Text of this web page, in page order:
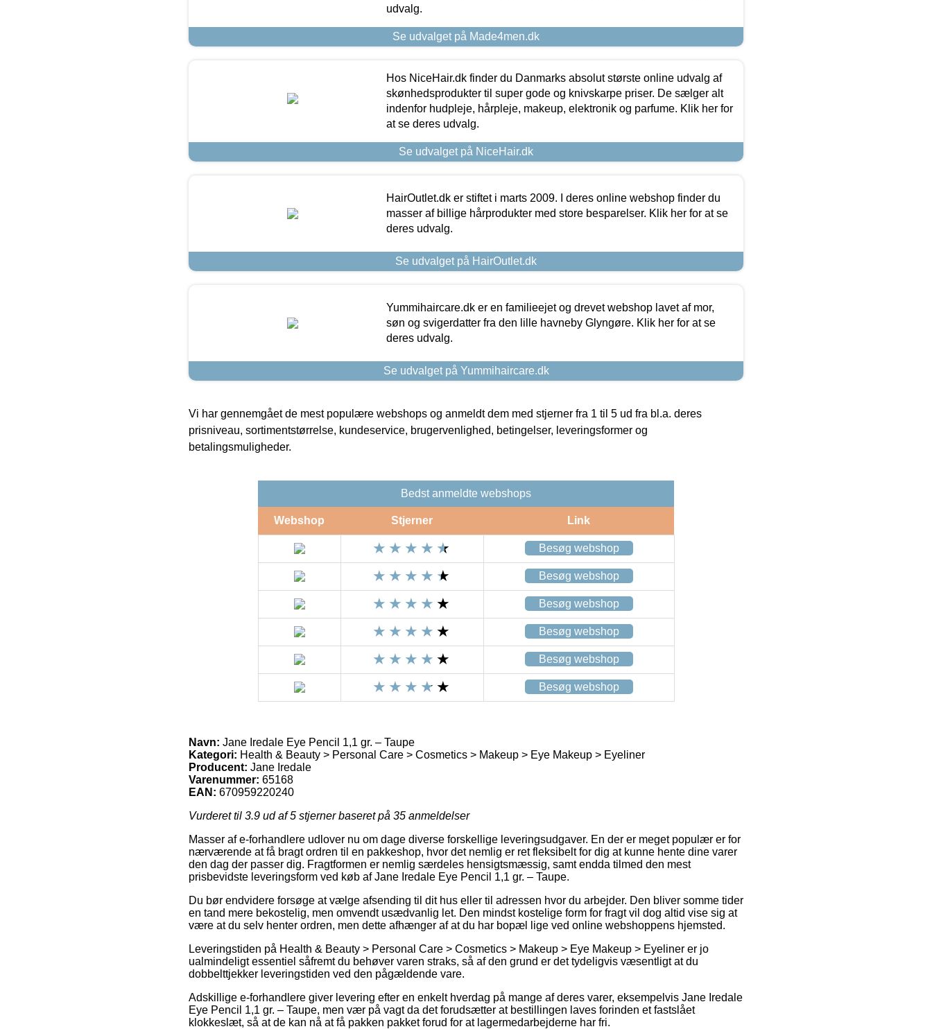
udvalg.
Se udvalget på Made4men.dk
Hos NiceHair.dk finder du Danmarks absolut største online udvalg af
skønhedsprodukter til super gode og knivskarpe priser. De sælger alt
indenfor hudpleje, hårpleje, makeup, elektronik og parfume. Klik her for
at se deres udvalg.
Se udvalget på NiceHair.dk
HairOutlet.dk er stiftet i marts 2009. I deres online webshop finder du
masser af billige hårprodukter med store besparelser. Klik her for at se
deres udvalg.
Se udvalget på HairOutlet.dk
Yummihaircare.dk er en familieejet og drevet webshop lavet af mor,
søn og svigerdatter fra den lille havneby Glyngøre. Klik her for at se
deres udvalg.
Se udvalget på Yummihaircare.dk
Vi har gennemgået de mest populære webshops og anmeldt dem med stjerner fra 1 til 5 ud fra bl.a. deres
prisniveau, sortimentstørrelse, kundeservice, brugervenlighed, betingelser, leveringsformer og
betalingsmuligheder.
Bedst anmeldte webshops
Webshop Stjerner Link
Besøg webshop
Besøg webshop
Besøg webshop
Besøg webshop
Besøg webshop
Besøg webshop
Navn: Jane Iredale Eye Pencil 1,1 gr. – Taupe
Kategori: Health & Beauty > Personal Care > Cosmetics > Makeup > Eye Makeup > Eyeliner
Producent: Jane Iredale
Varenummer: 65168
EAN: 670959220240
Vurderet til 3.9 ud af 5 stjerner baseret på 35 anmeldelser
Masser af e-forhandlere udlover nu om dage diverse forskellige leveringsudgaver. En der er meget populær er for
nærværende at få bragt ordren til en pakkeshop, hvor det nemlig er ret fleksibelt for dig at kunne hente dine varer
den dag der passer dig. Fragtformen er nemlig særdeles hensigtsmæssig, samt endda tilmed den mest
prisbevidste leveringsform ved køb af Jane Iredale Eye Pencil 1,1 gr. – Taupe.
Du bør endvidere forsøge at vælge afsending til dit hus eller til adressen hvor du arbejder. Den bliver somme tider
en tand mere bekostelig, men omvendt usædvanlig let. Den mindst kostelige form for fragt vil dog altid vise sig at
være at du selv henter ordren, men dette afhænger af at du har bopæl lige ved online webshoppens hjemsted.
Leveringstiden på Health & Beauty > Personal Care > Cosmetics > Makeup > Eye Makeup > Eyeliner er jo
ualmindeligt essentiel såfremt du behøver varen straks, så af den grund er det tydeligvis væsentligt at du
dobbelttjekker leveringstiden ved den pågældende vare.
Adskillige e-forhandlere giver levering efter en enkelt hverdag på mange af deres varer, eksempelvis Jane Iredale
Eye Pencil 1,1 gr. – Taupe, men vær på vagt da det forudsætter at bestillingen laves forinden et fastslået
klokkeslæt, så at de kan nå at få pakken pakket forud for at lagermedarbejderne har fri.